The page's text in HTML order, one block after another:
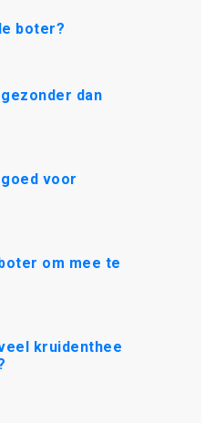
boter?
dan
voor
om mee te
kruidenthee